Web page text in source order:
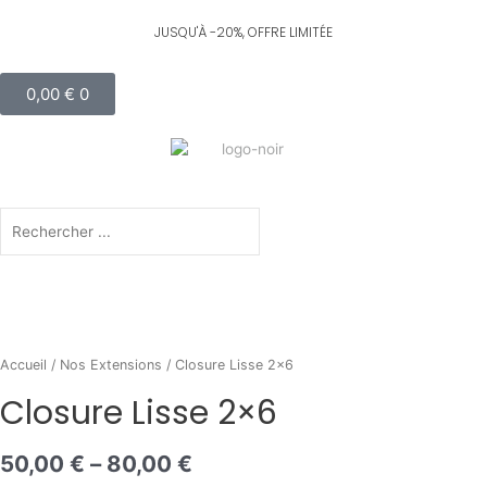
0,00 € 0
Panier
Accueil / Nos Extensions / Closure Lisse 2×6
Closure Lisse 2×6
50,00 € – 80,00 €